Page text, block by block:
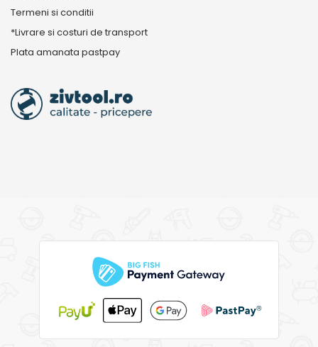
Termeni si conditii
*Livrare si costuri de transport
Plata amanata pastpay